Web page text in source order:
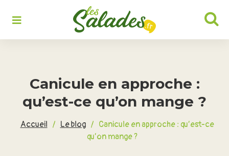
Canicule en approche :
qu’est-ce qu’on mange ?
Accueil / Le blog / Canicule en approche : qu’est-ce
qu’on mange ?